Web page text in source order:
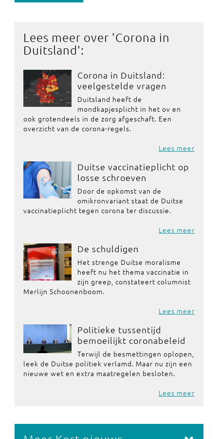
Lees meer over 'Corona in
Duitsland':
Corona in Duitsland:
veelgestelde vragen
Duitsland heeft de
mondkapjesplicht in het ov en
ook grotendeels in de zorg afgeschaft. Een
overzicht van de corona-regels.
Lees meer
Duitse vaccinatieplicht op
losse schroeven
Door de opkomst van de
omikronvariant staat de Duitse
vaccinatieplicht tegen corona ter discussie.
Lees meer
De schuldigen
Het strenge Duitse moralisme
heeft nu het thema vaccinatie in
zijn greep, constateert columnist
Merlijn Schoonenboom.
Lees meer
Politieke tussentijd
bemoeilijkt coronabeleid
Terwijl de besmettingen oplopen,
leek de Duitse politiek verlamd. Maar nu zijn een
nieuwe wet en extra maatregelen besloten.
Lees meer